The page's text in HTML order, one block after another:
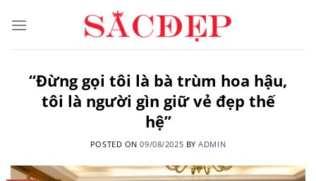
“Đừng gọi tôi là bà trùm hoa hậu,
tôi là người gìn giữ vẻ đẹp thế
hệ”
POSTED ON09/08/2025 BYADMIN